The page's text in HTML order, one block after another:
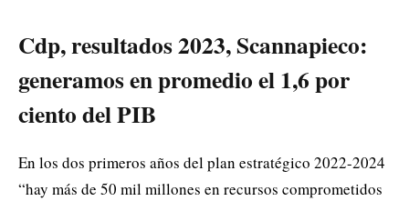
Cdp, resultados 2023, Scannapieco:
generamos en promedio el 1,6 por
ciento del PIB
En los dos primeros años del plan estratégico 2022-2024
“hay más de 50 mil millones en recursos comprometidos